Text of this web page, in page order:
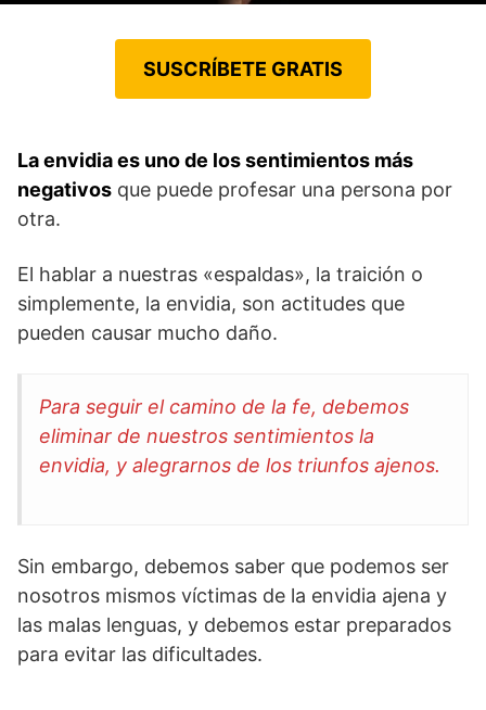
SUSCRÍBETE GRATIS
La envidia es uno de los sentimientos más
negativos que puede profesar una persona por
otra.
El hablar a nuestras «espaldas», la traición o
simplemente, la envidia, son actitudes que
pueden causar mucho daño.
Para seguir el camino de la fe, debemos
eliminar de nuestros sentimientos la
envidia, y alegrarnos de los triunfos ajenos.
Sin embargo, debemos saber que podemos ser
nosotros mismos víctimas de la envidia ajena y
las malas lenguas, y debemos estar preparados
para evitar las dificultades.